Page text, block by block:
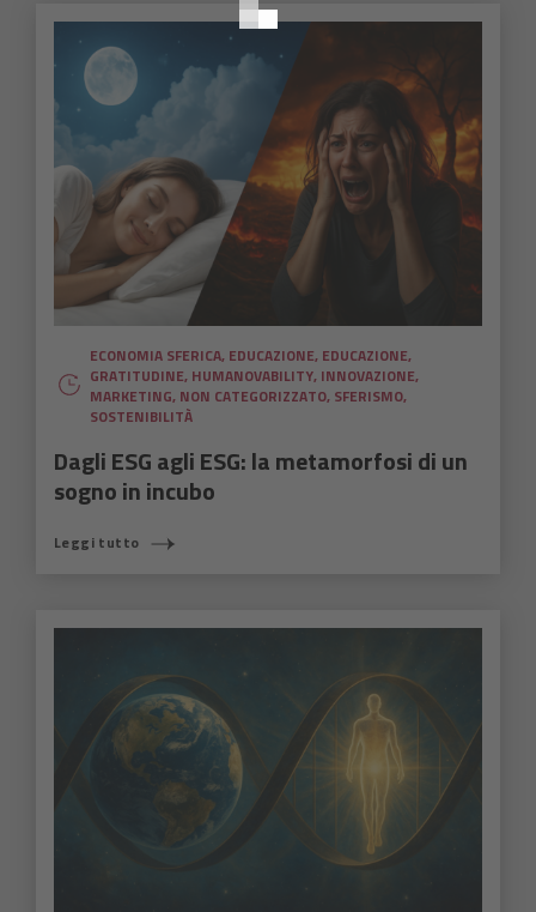
ECONOMIA SFERICA, EDUCAZIONE, EDUCAZIONE,
GRATITUDINE, HUMANOVABILITY, INNOVAZIONE,
MARKETING, NON CATEGORIZZATO, SFERISMO,
SOSTENIBILITÀ
Dagli ESG agli ESG: la metamorfosi di un
sogno in incubo
Leggi tutto